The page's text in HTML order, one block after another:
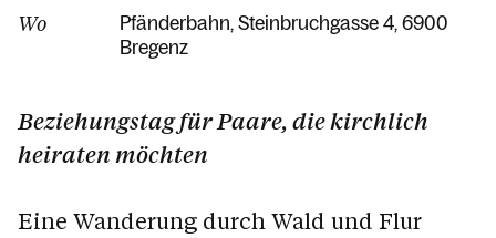
Wo Pfänderbahn Steinbruchgasse 4 6900
Bregenz
Beziehungstag für Paare, die kirchlich
heiraten möchten
Eine Wanderung durch Wald und Flur